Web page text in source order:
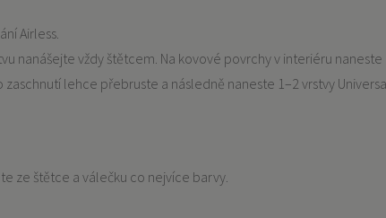
Airless.
nanášejte vždy štětcem. Na kovové povrchy v interiéru naneste
lehce přebruste a následně naneste 1–2 vrstvy
ze štětce a válečku co nejvíce barvy.